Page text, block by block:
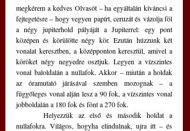
megkérem a kedves Olvasót – ha egyáltalán kíváncsi a
fejtegetésre – hogy vegyen papírt, ceruzát és vázolja föl
a négy jupiterhold pályáját a Jupiterrel: egy pont
középen és körülötte négy kör. Ezután húzzunk két
vonalat keresztben, a középponton keresztül, amivel a
köröket négy negyedre osztjuk. Legyen a vízszintes
vonal baloldalán a nullafok. Akkor – miután a holdak
az óramutató járásával szemben mozognak – a
függőleges vonal alján lesz a 90 fok, a vízszintes vonal
jobboldalán a 180 fok és fönt a 270 fok.